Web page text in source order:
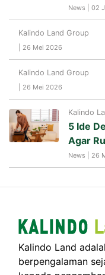
News | 02
Kalindo Land Group
| 26 Mei 2026
Kalindo Land Group
| 26 Mei 2026
Kalindo
5 Ide
Agar
News | 26
Kalindo Land
berpengalaman